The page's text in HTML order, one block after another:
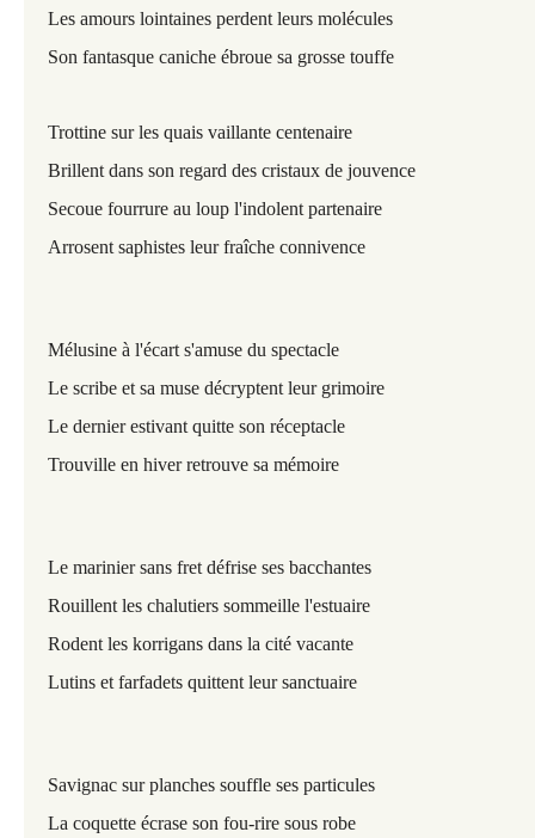
Les amours lointaines perdent leurs molécules
Son fantasque caniche ébroue sa grosse touffe
Trottine sur les quais vaillante centenaire
Brillent dans son regard des cristaux de jouvence
Secoue fourrure au loup l'indolent partenaire
Arrosent saphistes leur fraîche connivence
Mélusine à l'écart s'amuse du spectacle
Le scribe et sa muse décryptent leur grimoire
Le dernier estivant quitte son réceptacle
Trouville en hiver retrouve sa mémoire
Le marinier sans fret défrise ses bacchantes
Rouillent les chalutiers sommeille l'estuaire
Rodent les korrigans dans la cité vacante
Lutins et farfadets quittent leur sanctuaire
Savignac sur planches souffle ses particules
La coquette écrase son fou-rire sous robe